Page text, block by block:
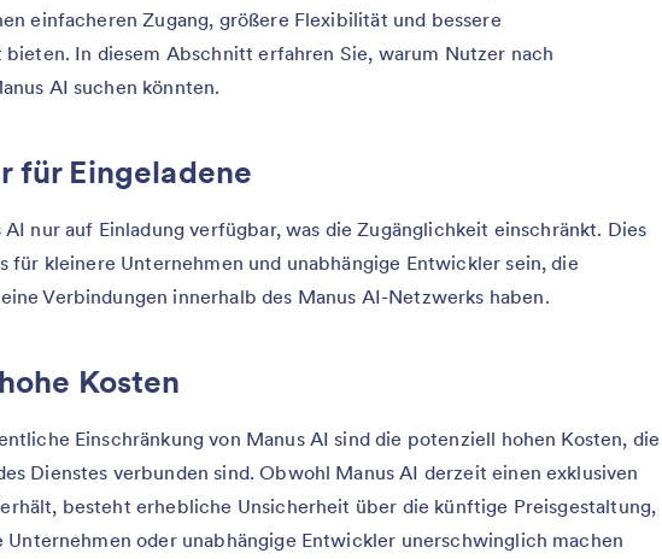
einfacheren Zugang, größere Flexibilität und bessere
In diesem Abschnitt erfahren Sie, warum Nutzer nach
AI suchen könnten.
für Eingeladene
nur auf Einladung verfügbar, was die Zugänglichkeit einschränkt. Dies
für kleinere Unternehmen und unabhängige Entwickler sein, die
Verbindungen innerhalb des Manus AI-Netzwerks haben.
Kosten
Einschränkung von Manus AI sind die potenziell hohen Kosten, die
Dienstes verbunden sind. Obwohl Manus AI derzeit einen exklusiven
besteht erhebliche Unsicherheit über die künftige Preisgestaltung,
Unternehmen oder unabhängige Entwickler unerschwinglich machen